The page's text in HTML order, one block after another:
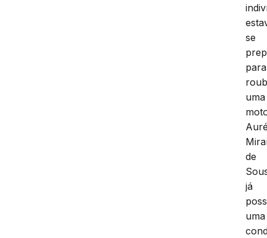
se
para
uma
de
já
uma